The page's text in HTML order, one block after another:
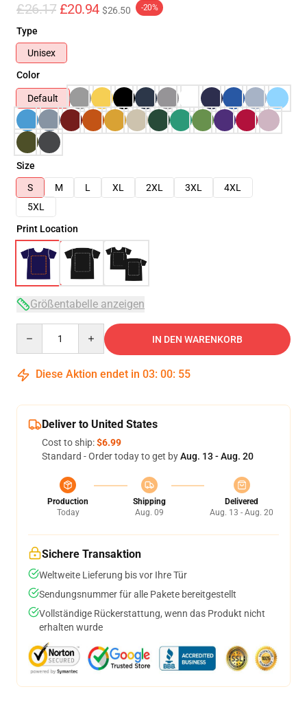
£26.17 £20.94 $26.50 -20%
Type
Unisex
Color
Default
Size
S
M L XL 2XL 3XL
4XL
5XL
Print Location
Größentabelle anzeigen
IN DEN WARENKORB
Diese Aktion endet in 03: 00: 54
Deliver to United States
Cost to ship:$6.99
Standard - Order today to get byAug. 13 - Aug. 20
Production
Today
Shipping
Aug. 09
Delivered
Aug. 13 - Aug. 20
Sichere Transaktion
Weltweite Lieferung bis vor Ihre Tür
Sendungsnummer für alle Pakete bereitgestellt
Vollständige Rückerstattung, wenn das Produkt nicht
erhalten wurde